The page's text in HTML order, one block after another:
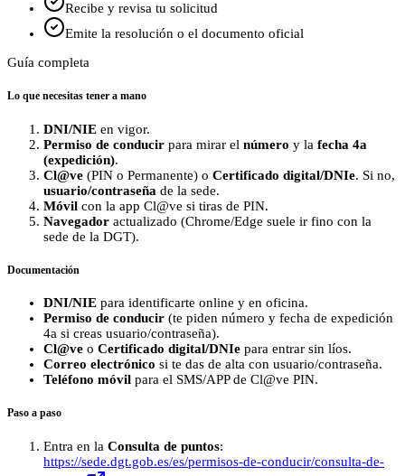
Recibe y revisa tu solicitud
Emite la resolución o el documento oficial
Guía completa
Lo que necesitas tener a mano
DNI/NIE en vigor.
Permiso de conducir para mirar el número y la fecha 4a
(expedición).
Cl@ve (PIN o Permanente) o Certificado digital/DNIe. Si no,
usuario/contraseña de la sede.
Móvil con la app Cl@ve si tiras de PIN.
Navegador actualizado (Chrome/Edge suele ir fino con la
sede de la DGT).
Documentación
DNI/NIE para identificarte online y en oficina.
Permiso de conducir (te piden número y fecha de expedición
4a si creas usuario/contraseña).
Cl@ve o Certificado digital/DNIe para entrar sin líos.
Correo electrónico si te das de alta con usuario/contraseña.
Teléfono móvil para el SMS/APP de Cl@ve PIN.
Paso a paso
Entra en la Consulta de puntos:
https://sede.dgt.gob.es/es/permisos-de-conducir/consulta-de-